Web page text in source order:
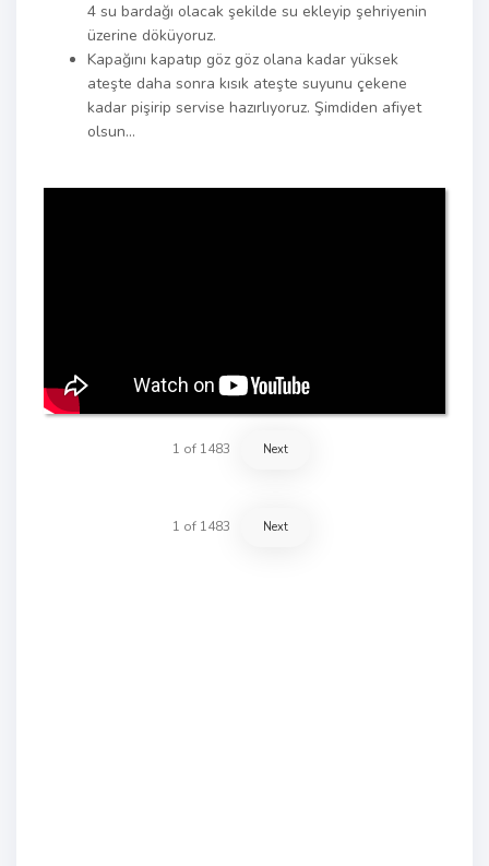
4 su bardağı olacak şekilde su ekleyip şehriyenin
üzerine döküyoruz.
Kapağını kapatıp göz göz olana kadar yüksek
ateşte daha sonra kısık ateşte suyunu çekene
kadar pişirip servise hazırlıyoruz. Şimdiden afiyet
olsun…
1 of 1483 Next
1 of 1483 Next